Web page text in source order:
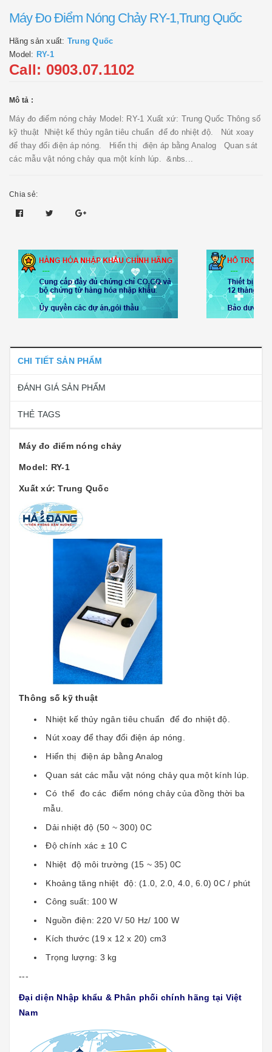
Máy Đo Điểm Nóng Chảy RY-1,Trung Quốc
Hãng sản xuất: Trung Quốc
Model: RY-1
Call: 0903.07.1102
Mô tả :
Máy đo điểm nóng chảy Model: RY-1 Xuất xứ: Trung Quốc Thông số
kỹ thuật Nhiệt kế thủy ngân tiêu chuẩn để đo nhiệt độ. Nút xoay
để thay đổi điện áp nóng. Hiển thị điện áp bằng Analog Quan sát
các mẫu vật nóng chảy qua một kính lúp. &nbs...
Chia sẻ:
CHI TIẾT SẢN PHẨM
ĐÁNH GIÁ SẢN PHẨM
THẺ TAGS
Máy đo điểm nóng chảy
Model: RY-1
Xuất xứ: Trung Quốc
Thông số kỹ thuật
Nhiệt kế thủy ngân tiêu chuẩn để đo nhiệt độ.
Nút xoay để thay đổi điện áp nóng.
Hiển thị điện áp bằng Analog
Quan sát các mẫu vật nóng chảy qua một kính lúp.
Có thể đo các điểm nóng chảy của đồng thời ba
mẫu.
Dải nhiệt độ (50 ~ 300) 0C
Độ chính xác ± 10 C
Nhiệt độ môi trường (15 ~ 35) 0C
Khoảng tăng nhiệt độ: (1.0, 2.0, 4.0, 6.0) 0C / phút
Công suất: 100 W
Nguồn điện: 220 V/ 50 Hz/ 100 W
Kích thước (19 x 12 x 20) cm3
Trọng lượng: 3 kg
---
Đại diện Nhập khẩu & Phân phối chính hãng tại Việt
Nam